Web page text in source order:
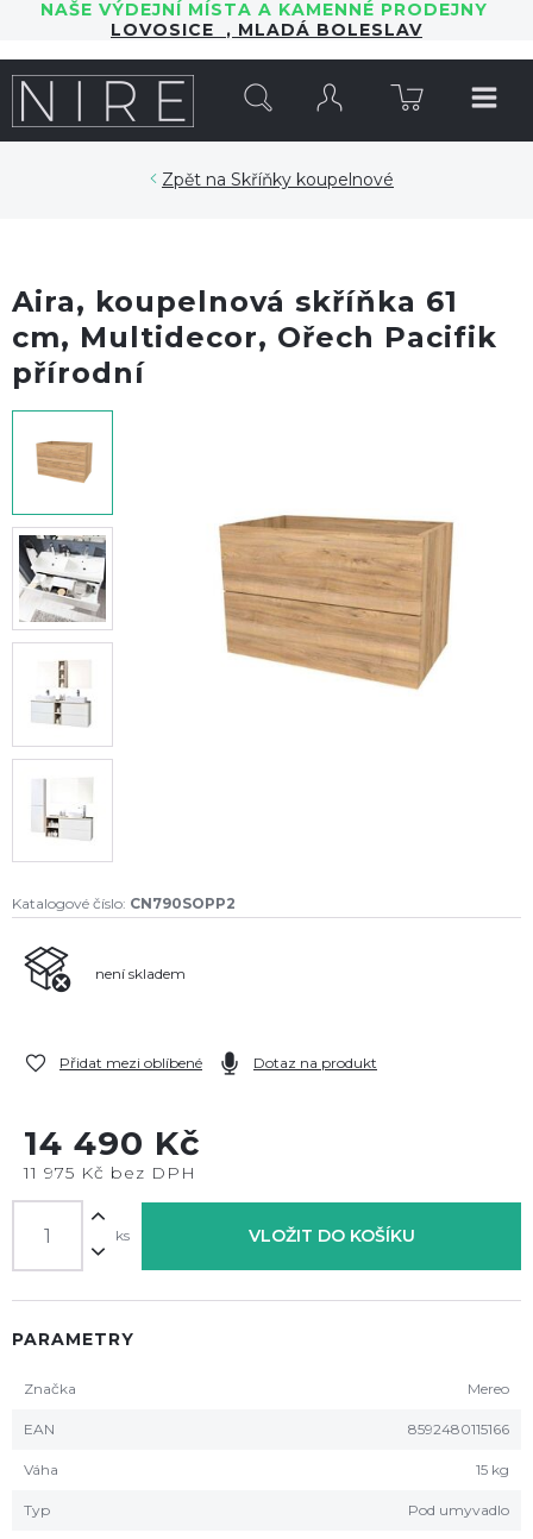
NAŠE VÝDEJNÍ MÍSTA A KAMENNÉ PRODEJNY
LOVOSICE , MLADÁ BOLESLAV
Skříňky koupelnové
Aira, koupelnová skříňka 61
cm, Multidecor, Ořech Pacifik
přírodní
Katalogové číslo: CN790SOPP2
není skladem
Přidat mezi oblíbené Dotaz na produkt
14 490 Kč
11 975 Kč bez DPH
ks VLOŽIT DO KOŠÍKU
PARAMETRY
Značka Mereo
EAN 8592480115166
Váha 15 kg
Typ Pod umyvadlo